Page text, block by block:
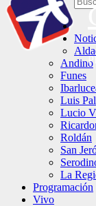
Andino
Funes
Luis
Lucio
Roldán
San
La
Programación
Vivo